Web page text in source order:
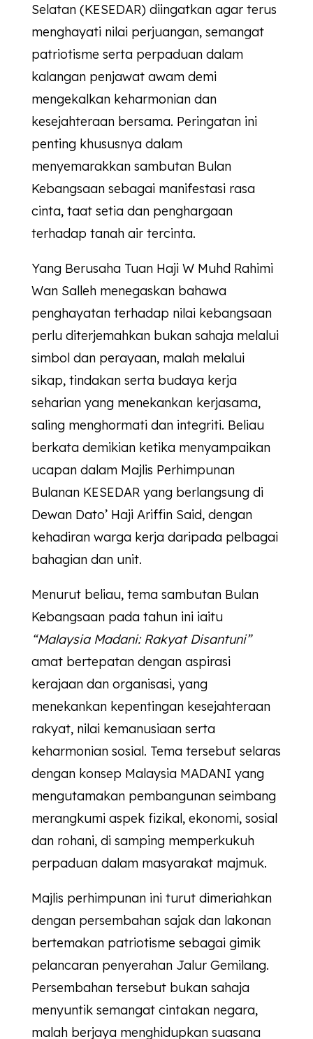
Selatan (KESEDAR) diingatkan agar terus
menghayati nilai perjuangan, semangat
patriotisme serta perpaduan dalam
kalangan penjawat awam demi
mengekalkan keharmonian dan
kesejahteraan bersama. Peringatan ini
penting khususnya dalam
menyemarakkan sambutan Bulan
Kebangsaan sebagai manifestasi rasa
cinta, taat setia dan penghargaan
terhadap tanah air tercinta.
Yang Berusaha Tuan Haji W Muhd Rahimi
Wan Salleh menegaskan bahawa
penghayatan terhadap nilai kebangsaan
perlu diterjemahkan bukan sahaja melalui
simbol dan perayaan, malah melalui
sikap, tindakan serta budaya kerja
seharian yang menekankan kerjasama,
saling menghormati dan integriti. Beliau
berkata demikian ketika menyampaikan
ucapan dalam Majlis Perhimpunan
Bulanan KESEDARyang berlangsung di
Dewan Dato’ Haji Ariffin Said, dengan
kehadiran warga kerja daripada pelbagai
bahagian dan unit.
Menurut beliau, tema sambutan Bulan
Kebangsaan pada tahun ini iaitu
“Malaysia Madani: Rakyat Disantuni”
amat bertepatan dengan aspirasi
kerajaan dan organisasi, yang
menekankan kepentingan kesejahteraan
rakyat, nilai kemanusiaan serta
keharmonian sosial. Tema tersebut selaras
dengan konsep Malaysia MADANI yang
mengutamakan pembangunan seimbang
merangkumi aspek fizikal, ekonomi, sosial
dan rohani, di samping memperkukuh
perpaduan dalam masyarakat majmuk.
Majlis perhimpunan ini turut dimeriahkan
dengan persembahan sajak dan lakonan
bertemakan patriotisme sebagai gimik
pelancaran penyerahan Jalur Gemilang.
Persembahan tersebut bukan sahaja
menyuntik semangat cintakan negara,
malah berjaya menghidupkan suasana